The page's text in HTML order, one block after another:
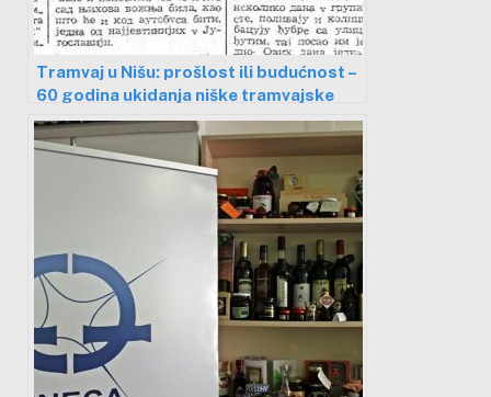
Tramvaj u Nišu: prošlost ili budućnost –
60 godina ukidanja niške tramvajske
linije